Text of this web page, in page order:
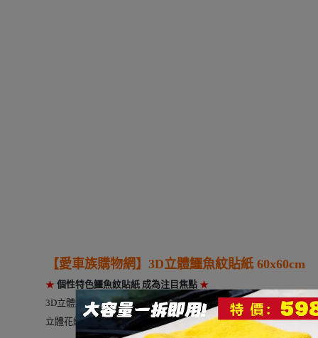
【愛車族購物網】 3D立體鱷魚紋貼紙 60x60cm
★ 個性特色鱷魚紋貼紙 成為注目焦點 ★
3D立體鱷魚紋貼紙碳纖維貼紙，提升愛車質感， 簡易DIY安裝。
立體花紋，非平面貼紙、觸感絕佳。不起氣泡、黏性佳、耐磨、防